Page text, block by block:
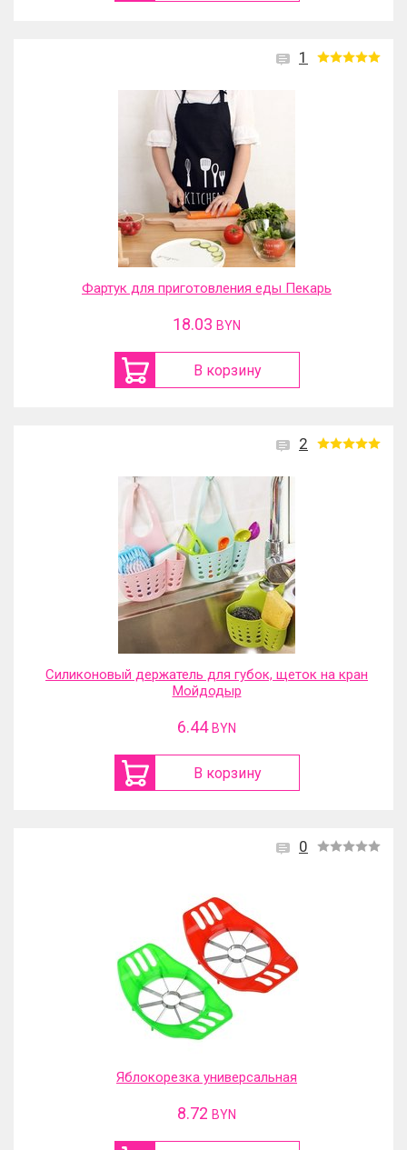
1
Фартук для приготовления еды Пекарь
18.03 BYN
В корзину
2
Силиконовый держатель для губок, щеток на кран
Мойдодыр
6.44 BYN
В корзину
0
Яблокорезка универсальная
8.72 BYN